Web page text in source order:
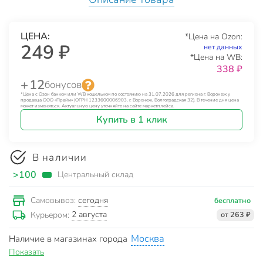
ЦЕНА:
249 ₽
*Цена на Ozon:
нет данных
*Цена на WB:
338 ₽
+ 12бонусов
*Цена с Озон банком или WB кошельком по состоянию на 31.07.2026 для региона г. Воронеж у
продавца ООО «Прайм» (ОГРН 1233600006903, г. Воронеж, Волгоградская 32). В течение дня цена
может изменяться. Актуальную цену уточняйте на сайте маркетплейса.
Купить в 1 клик
В наличии
>100 Центральный склад
Самовывоз: сегодня бесплатно
Курьером: 2 августа от 263 ₽
Наличие в магазинах города Москва
Показать